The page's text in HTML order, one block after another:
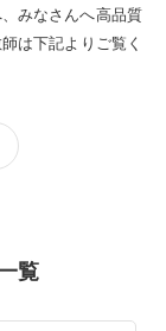
みなさんへ高品質
は下記よりご覧く
覧